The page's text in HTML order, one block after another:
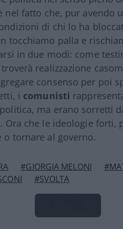
nel fatto che, pur avendo
di chi lo ha
tocchiamo palla e
in due modi: come
realizzazione
consenso per poi
i comunisti
ma erano sorretti
Ora che le ideologie
o tornare al governo.
#GIORGIA MELONI
#SVOLTA